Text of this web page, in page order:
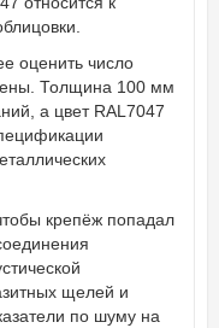
оценить число
Толщина 100 мм
а цвет RAL7047
крепёж попадал
щелей и
по шуму на